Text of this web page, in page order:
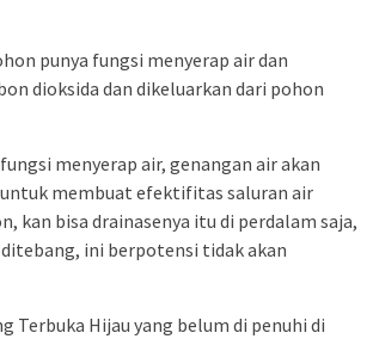
punya fungsi menyerap air dan
dioksida dan dikeluarkan dari pohon
menyerap air, genangan air akan
membuat efektifitas saluran air
kan bisa drainasenya itu di perdalam saja,
ini berpotensi tidak akan
Terbuka Hijau yang belum di penuhi di